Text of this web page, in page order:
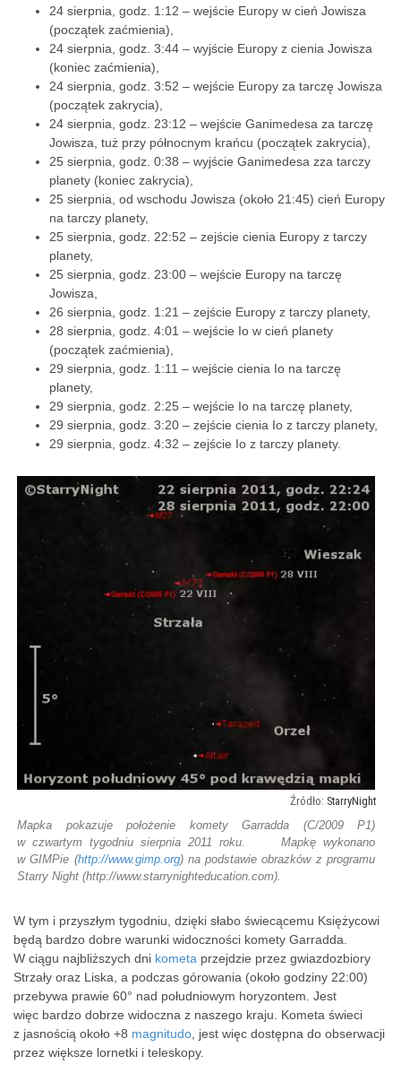
24 sierpnia, godz. 1:12 – wejście Europy w cień Jowisza
(początek zaćmienia),
24 sierpnia, godz. 3:44 – wyjście Europy z cienia Jowisza
(koniec zaćmienia),
24 sierpnia, godz. 3:52 – wejście Europy za tarczę Jowisza
(początek zakrycia),
24 sierpnia, godz. 23:12 – wejście Ganimedesa za tarczę
Jowisza, tuż przy północnym krańcu (początek zakrycia),
25 sierpnia, godz. 0:38 – wyjście Ganimedesa zza tarczy
planety (koniec zakrycia),
25 sierpnia, od wschodu Jowisza (około 21:45) cień Europy
na tarczy planety,
25 sierpnia, godz. 22:52 – zejście cienia Europy z tarczy
planety,
25 sierpnia, godz. 23:00 – wejście Europy na tarczę
Jowisza,
26 sierpnia, godz. 1:21 – zejście Europy z tarczy planety,
28 sierpnia, godz. 4:01 – wejście Io w cień planety
(początek zaćmienia),
29 sierpnia, godz. 1:11 – wejście cienia Io na tarczę
planety,
29 sierpnia, godz. 2:25 – wejście Io na tarczę planety,
29 sierpnia, godz. 3:20 – zejście cienia Io z tarczy planety,
29 sierpnia, godz. 4:32 – zejście Io z tarczy planety.
StarryNight
Mapka pokazuje położenie komety Garradda (C/2009 P1)
w czwartym tygodniu sierpnia 2011 roku. Mapkę wykonano
w GIMPie (http://www.gimp.org) na podstawie obrazków z programu
Starry Night (http://www.starrynighteducation.com).
W tym i przyszłym tygodniu, dzięki słabo świecącemu Księżycowi
będą bardzo dobre warunki widoczności komety Garradda.
W ciągu najbliższych dni kometa przejdzie przez gwiazdozbiory
Strzały oraz Liska, a podczas górowania (około godziny 22:00)
przebywa prawie 60° nad południowym horyzontem. Jest
więc bardzo dobrze widoczna z naszego kraju. Kometa świeci
z jasnością około +8 magnitudo , jest więc dostępna do obserwacji
przez większe lornetki i teleskopy.